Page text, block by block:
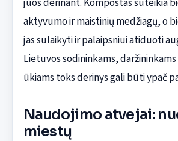
aktyvumo ir maistinių medžiagų, o
jas sulaikyti ir palaipsniui atiduoti
Lietuvos sodininkams,
ūkiams toks derinys gali būti ypač
Naudojimo atvejai:
miestų